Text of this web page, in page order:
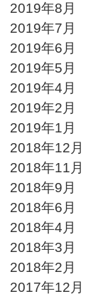
2019年8月
2019年7月
2019年6月
2019年5月
2019年4月
2019年2月
2019年1月
2018年12月
2018年11月
2018年9月
2018年6月
2018年4月
2018年3月
2018年2月
2017年12月